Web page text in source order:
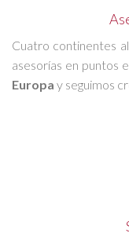
Cuatro continentes
asesorías en puntos
Europa y seguimos